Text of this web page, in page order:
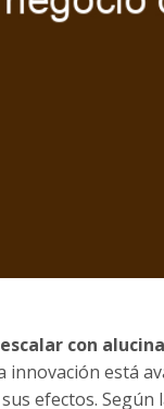
con
está
efectos.